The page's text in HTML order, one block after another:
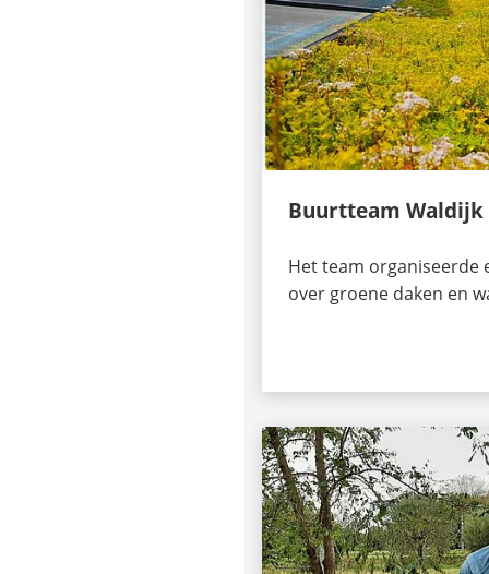
Buurtteam Waldijk
Het team organiseerde
over groene daken en